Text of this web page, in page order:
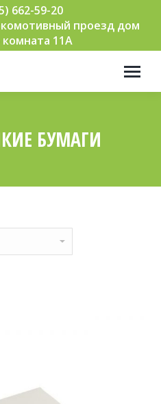
662-59-20
проезд дом
комната 11А
БУМАГИ